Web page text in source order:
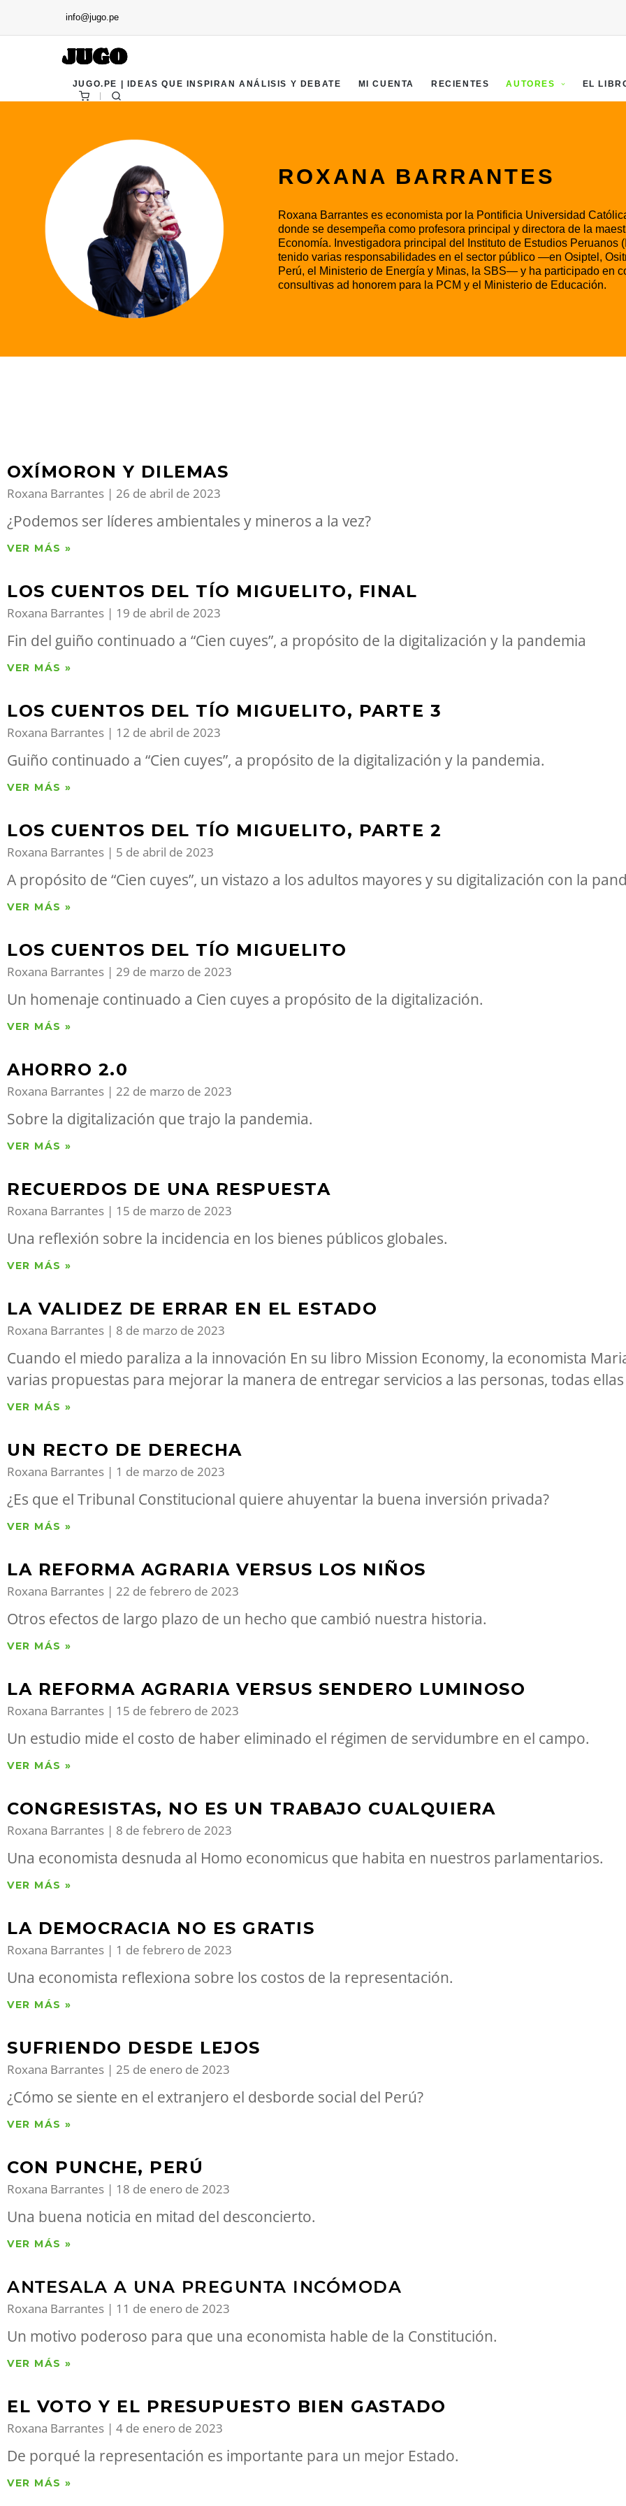
info@jugo.pe
JUGO.PE | IDEAS QUE INSPIRAN ANÁLISIS Y DEBATE MI CUENTA RECIENTES AUTORES EL
ROXANA BARRANTES
Roxana Barrantes es economista por la Pontificia Universidad
donde se desempeña como profesora principal y directora de la
Economía. Investigadora principal del Instituto de Estudios Peruanos
tenido varias responsabilidades en el sector público —en Osiptel,
Perú, el Ministerio de Energía y Minas, la SBS— y ha participado en
consultivas ad honorem para la PCM y el Ministerio de Educación.
OXÍMORON Y DILEMAS
Roxana Barrantes 26 de abril de 2023
¿Podemos ser líderes ambientales y mineros a la vez?
VER MÁS »
LOS CUENTOS DEL TÍO MIGUELITO, FINAL
Roxana Barrantes 19 de abril de 2023
Fin del guiño continuado a “Cien cuyes”, a propósito de la digitalización y la pandemia
VER MÁS »
LOS CUENTOS DEL TÍO MIGUELITO, PARTE 3
Roxana Barrantes 12 de abril de 2023
Guiño continuado a “Cien cuyes”, a propósito de la digitalización y la pandemia.
VER MÁS »
LOS CUENTOS DEL TÍO MIGUELITO, PARTE 2
Roxana Barrantes 5 de abril de 2023
A propósito de “Cien cuyes”, un vistazo a los adultos mayores y su digitalización con la
VER MÁS »
LOS CUENTOS DEL TÍO MIGUELITO
Roxana Barrantes 29 de marzo de 2023
Un homenaje continuado a Cien cuyes a propósito de la digitalización.
VER MÁS »
AHORRO 2.0
Roxana Barrantes 22 de marzo de 2023
Sobre la digitalización que trajo la pandemia.
VER MÁS »
RECUERDOS DE UNA RESPUESTA
Roxana Barrantes 15 de marzo de 2023
Una reflexión sobre la incidencia en los bienes públicos globales.
VER MÁS »
LA VALIDEZ DE ERRAR EN EL ESTADO
Roxana Barrantes 8 de marzo de 2023
Cuando el miedo paraliza a la innovación En su libro Mission Economy, la economista
varias propuestas para mejorar la manera de entregar servicios a las personas, todas ellas
VER MÁS »
UN RECTO DE DERECHA
Roxana Barrantes 1 de marzo de 2023
¿Es que el Tribunal Constitucional quiere ahuyentar la buena inversión privada?
VER MÁS »
LA REFORMA AGRARIA VERSUS LOS NIÑOS
Roxana Barrantes 22 de febrero de 2023
Otros efectos de largo plazo de un hecho que cambió nuestra historia.
VER MÁS »
LA REFORMA AGRARIA VERSUS SENDERO LUMINOSO
Roxana Barrantes 15 de febrero de 2023
Un estudio mide el costo de haber eliminado el régimen de servidumbre en el campo.
VER MÁS »
CONGRESISTAS, NO ES UN TRABAJO CUALQUIERA
Roxana Barrantes 8 de febrero de 2023
Una economista desnuda al Homo economicus que habita en nuestros parlamentarios.
VER MÁS »
LA DEMOCRACIA NO ES GRATIS
Roxana Barrantes 1 de febrero de 2023
Una economista reflexiona sobre los costos de la representación.
VER MÁS »
SUFRIENDO DESDE LEJOS
Roxana Barrantes 25 de enero de 2023
¿Cómo se siente en el extranjero el desborde social del Perú?
VER MÁS »
CON PUNCHE, PERÚ
Roxana Barrantes 18 de enero de 2023
Una buena noticia en mitad del desconcierto.
VER MÁS »
ANTESALA A UNA PREGUNTA INCÓMODA
Roxana Barrantes 11 de enero de 2023
Un motivo poderoso para que una economista hable de la Constitución.
VER MÁS »
EL VOTO Y EL PRESUPUESTO BIEN GASTADO
Roxana Barrantes 4 de enero de 2023
De porqué la representación es importante para un mejor Estado.
VER MÁS »